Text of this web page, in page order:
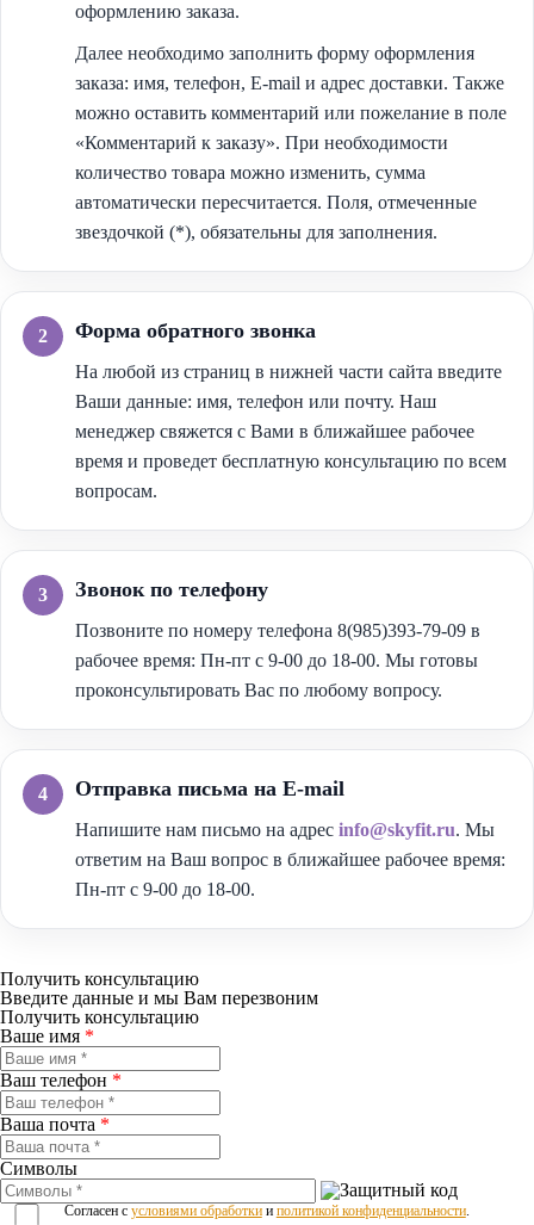
оформлению заказа.
Далее необходимо заполнить форму оформления
заказа: имя, телефон, E-mail и адрес доставки. Также
можно оставить комментарий или пожелание в поле
«Комментарий к заказу». При необходимости
количество товара можно изменить, сумма
автоматически пересчитается. Поля, отмеченные
звездочкой (*), обязательны для заполнения.
Форма обратного звонка
На любой из страниц в нижней части сайта введите
Ваши данные: имя, телефон или почту. Наш
менеджер свяжется с Вами в ближайшее рабочее
время и проведет бесплатную консультацию по всем
вопросам.
Звонок по телефону
Позвоните по номеру телефона 8(985)393-79-09 в
рабочее время: Пн-пт с 9-00 до 18-00. Мы готовы
проконсультировать Вас по любому вопросу.
Отправка письма на E-mail
Напишите нам письмо на адрес info@skyfit.ru. Мы
ответим на Ваш вопрос в ближайшее рабочее время:
Пн-пт с 9-00 до 18-00.
Получить консультацию
Введите данные и мы Вам перезвоним
Получить консультацию
Ваше имя *
Ваш телефон *
Ваша почта *
Символы
Согласен с условиями обработкии политикой конфиденциальности.